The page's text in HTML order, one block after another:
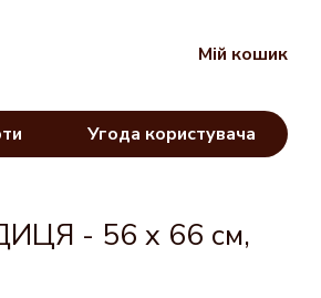
Мій кошик
Угода користувача
- 56 х 66 см,